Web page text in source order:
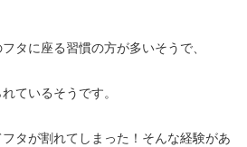
タに座る習慣の方が多いそうで、
ているそうです。
タが割れてしまった！そんな経験があ